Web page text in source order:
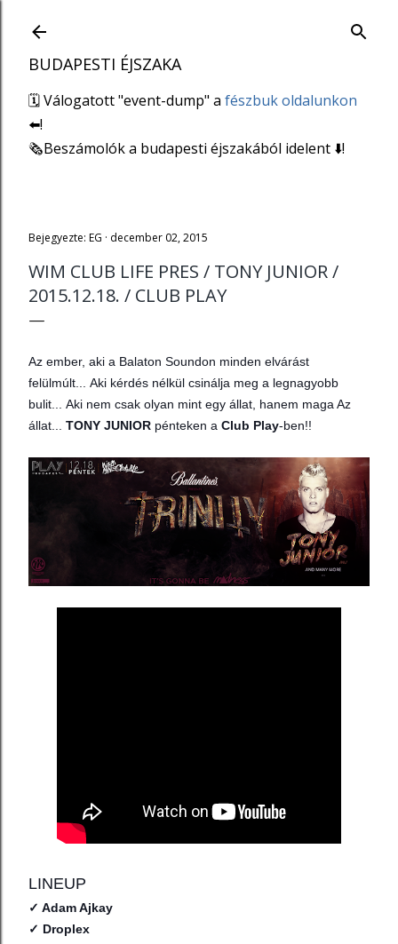
BUDAPESTI ÉJSZAKA
🗓 Válogatott "event-dump" a fészbuk oldalunkon
⬅️!
🗞Beszámolók a budapesti éjszakából idelent ⬇️!
Bejegyezte: EG december 02, 2015
WIM CLUB LIFE PRES / TONY JUNIOR /
2015.12.18. / CLUB PLAY
Az ember, aki a Balaton Soundon minden elvárást
felülmúlt... Aki kérdés nélkül csinálja meg a legnagyobb
bulit... Aki nem csak olyan mint egy állat, hanem maga Az
állat... TONY JUNIOR pénteken a Club Play-ben!!
LINEUP
✓ Adam Ajkay
✓ Droplex